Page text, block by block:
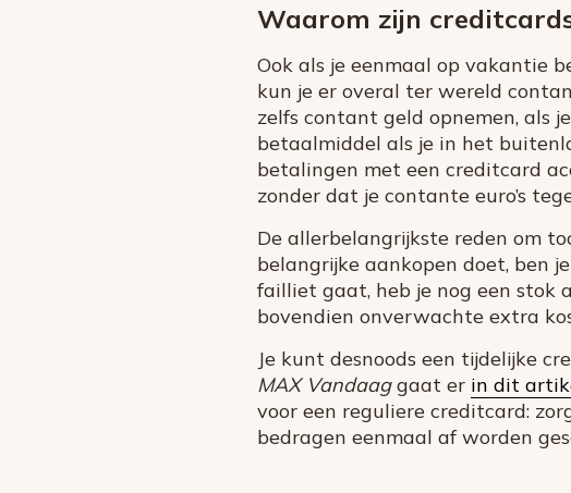
Waarom zijn
Ook als je eenmaal op vakantie
kun je er overal ter wereld
zelfs contant geld opnemen, als
betaalmiddel als je in het
betalingen met een creditcard
zonder dat je contante euro’s
De allerbelangrijkste reden om
belangrijke aankopen doet, ben
failliet gaat, heb je nog een stok
bovendien onverwachte extra
Je kunt desnoods een tijdelijke
MAX Vandaaggaat er in dit
voor een reguliere creditcard:
bedragen eenmaal af worden